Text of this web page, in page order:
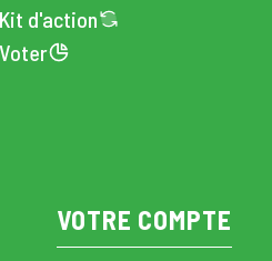
Kit d'action
Voter
VOTRE COMPTE